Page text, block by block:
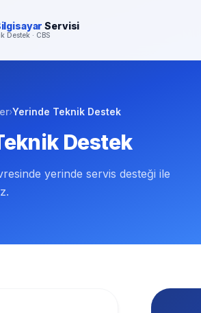
Servisi
Destek · CBS
›Yerinde Teknik Destek
Destek
yerinde servis desteği ile